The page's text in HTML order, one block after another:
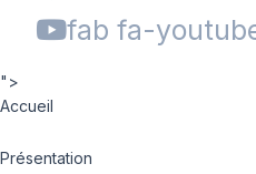
fab fa-
">
Accueil
Présentation